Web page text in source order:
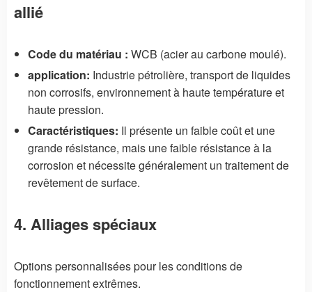
allié
Code du matériau : WCB (acier au carbone moulé).
application: Industrie pétrolière, transport de liquides
non corrosifs, environnement à haute température et
haute pression.
Caractéristiques: Il présente un faible coût et une
grande résistance, mais une faible résistance à la
corrosion et nécessite généralement un traitement de
revêtement de surface.
4. Alliages spéciaux
Options personnalisées pour les conditions de
fonctionnement extrêmes.